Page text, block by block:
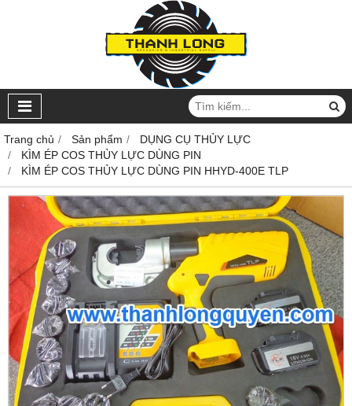
Trang chủ Sản phẩm
DỤNG CỤ THỦY LỰC
KÌM ÉP COS THỦY LỰC DÙNG PIN
KÌM ÉP COS THỦY LỰC DÙNG PIN HHYD-400E TLP